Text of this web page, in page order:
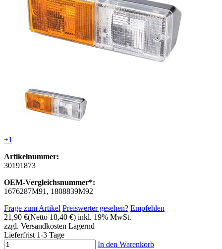
+1
Artikelnummer:
30191873
OEM-Vergleichsnummer*:
1676287M91, 1808839M92
Frage zum Artikel Preiswerter gesehen? Empfehlen
21,90 €(Netto 18,40 €) inkl. 19% MwSt.
zzgl. Versandkosten Lagernd
Lieferfrist 1-3 Tage
In den Warenkorb